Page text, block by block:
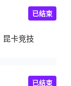
昆卡竞技
已结束
已结束